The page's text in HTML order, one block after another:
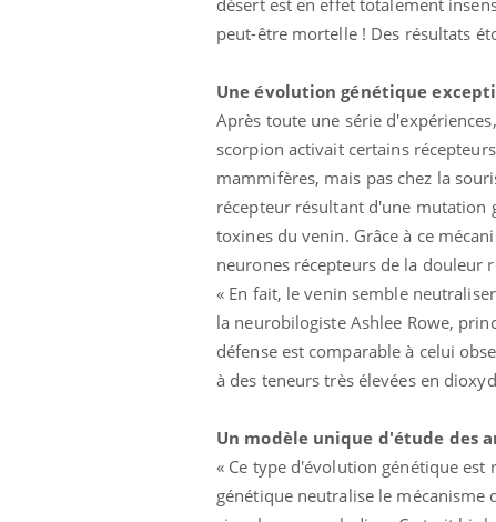
peut-être mortelle ! Des résultats
Une évolution génétique
Après toute une série
scorpion activait certains
mammifères, mais pas chez la
récepteur résultant d'une mutation
toxines du venin. Grâce à ce
neurones récepteurs de la douleur
« En fait, le venin semble
la neurobilogiste Ashlee Rowe,
défense est comparable à celui
à des teneurs très élevées en
Un modèle unique d'étude des
« Ce type d'évolution génétique
génétique neutralise le
Carence en fer : comprendre pour
Youtube
Fatigue, irritabilité, brouillard mental ou
même alopécie… Les symptômes de la
carence en fer sont multiples ce qui la rend
En